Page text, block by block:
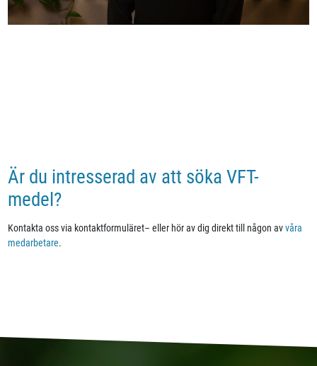
Är du intresserad av att söka VFT-
medel?
Kontakta oss via kontaktformuläret– eller hör av dig direkt till någon avvåra
medarbetare.